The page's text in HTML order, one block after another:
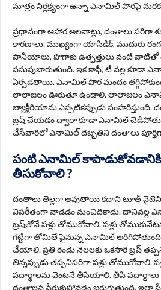
మాత్రం నిర్లక్ష్యంగా ఉన్నా ఎనామిల్ పొరపై
ప్రధానంగా ఆహార అలవాట్లు, దంతాలు సరిగా
కారణాలు. ముఖ్యంగా యాసిడిక్, ముదురు
పానీయాలు, పొగాకు ఉత్పత్తులు వంటి
పసుపుబారుతుంది. ఇక కాఫీ, టీ వల్ల కూడా
ఏర్పడతాయి. ఎనామిల్ పొర మందం
లాలాజలం ఊరుతూ ఉండాలి. లాలాజలం
బ్యాక్టీరియాను ఎప్పటికప్పుడు
బ్ర‌ష్ చేయ‌డం ద్వారా కూడా ఎనామిల్
చేసేవారిలో ఎనామిల్ దెబ్బ‌తిని దంతాలు
పంటి ఎనామిల్ కాపాడుకోవడానికి
తీసుకోవాలి ?
దంతాలు తెల్లగా అవుతాయి కదాని టూత్
విపరీతంగా వాడడం మంచిదికాదు. దానివల్ల
బ్రష్‌తోనే పళ్లు తోముకోవాలి. పళ్లు
గట్టిగా తోమితే పైనున్న ఎనామిల్‌ అరిగిపోతుంది.
చేయాలి. ప్రతి రెండు నెలలకు ఒకసారి బ్రష్‌
తిన్నప్పుడు తప్పనిసరిగా పళ్లు తోముకోవాలి.
పదార్థాలను వెంటనే తీసేయాలి. తీపి పదార్థాలు
దంతాలపై పేరుకుపోవడం జరుగుతుంది. ఇలా